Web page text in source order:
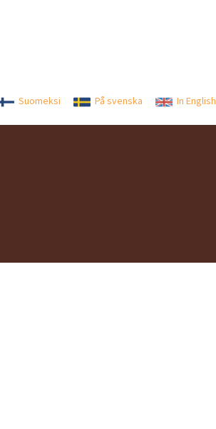
Suomeksi På svenska In English